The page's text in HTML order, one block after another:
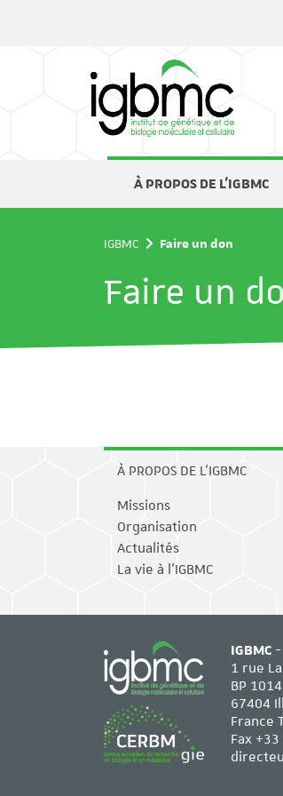
À PROPOS DE L'IGBMC
IGBMC Faire un don
Faire un
À PROPOS DE L'IGBMC
Missions
Organisation
Actualités
La vie à l'IGBMC
IGBMC-
1 rue
BP
67404
France
Fax